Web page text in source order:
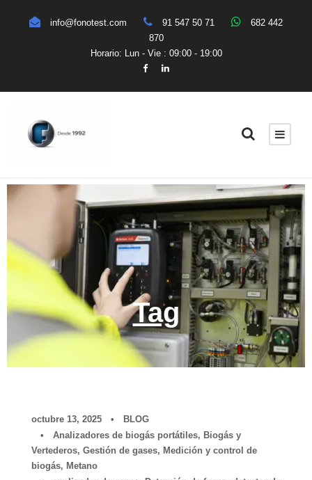
info@fonotest.com 91 547 50 71
682 442
870
Horario: Lun - Vie : 09:00 - 19:00
Tag
octubre 13, 2025 •
BLOG
•
Analizadores de biogás portátiles, Biogás y
Vertederos, Gestión de gases, Medición y control de
biogás, Metano